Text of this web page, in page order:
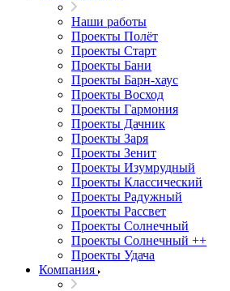
Наши работы
Проекты Полёт
Проекты Старт
Проекты Бани
Проекты Барн-хаус
Проекты Восход
Проекты Гармония
Проекты Дачник
Проекты Заря
Проекты Зенит
Проекты Изумрудный
Проекты Классический
Проекты Радужный
Проекты Рассвет
Проекты Солнечный
Проекты Солнечный ++
Проекты Удача
Компания